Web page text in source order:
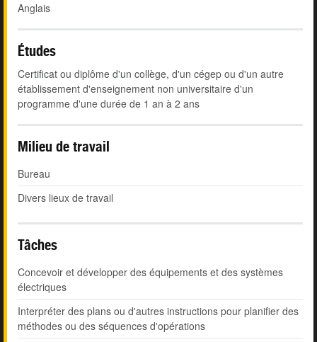
Anglais
Études
Certificat ou diplôme d'un collège, d'un cégep ou d'un autre
établissement d'enseignement non universitaire d'un
programme d'une durée de 1 an à 2 ans
Milieu de travail
Bureau
Divers lieux de travail
Tâches
Concevoir et développer des équipements et des systèmes
électriques
Interpréter des plans ou d'autres instructions pour planifier des
méthodes ou des séquences d'opérations